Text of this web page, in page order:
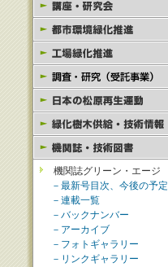
機関誌グリーン・エージ
－最新号目次、今後の予定
－連載一覧
－バックナンバー
－アーカイブ
－フォトギャラリー
－リンクギャラリー